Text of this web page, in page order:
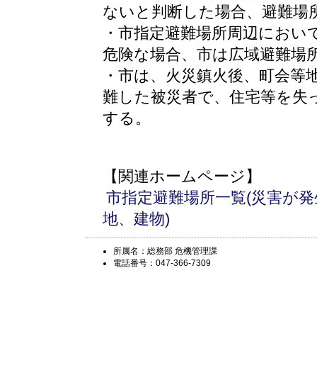
ないと判断した場合、避難場
・市指定避難場所周辺にお
危険な場合、市は広域避難場
・市は、火災鎮火後、町会等
難した被災者で、住宅等を失
する。
【関連ホームページ】
市指定避難場所一覧(災害が
地、建物)
所属名：総務部 危機管理課
電話番号：047-366-7309